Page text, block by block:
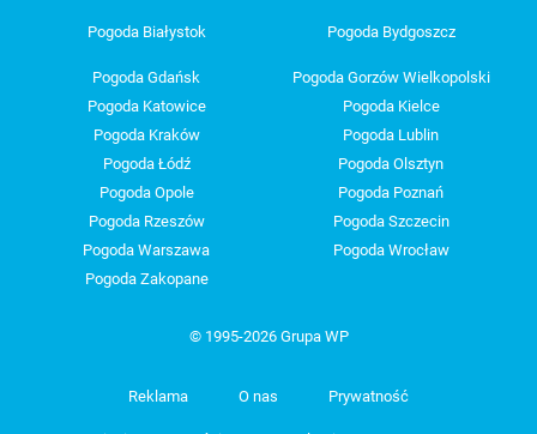
Pogoda Białystok Pogoda Bydgoszcz
Pogoda Gdańsk
Pogoda Gorzów Wielkopolski
Pogoda Katowice
Pogoda Kielce
Pogoda Kraków
Pogoda Lublin
Pogoda Łódź
Pogoda Olsztyn
Pogoda Opole
Pogoda Poznań
Pogoda Rzeszów
Pogoda Szczecin
Pogoda Warszawa
Pogoda Wrocław
Pogoda Zakopane
© 1995-2026 Grupa WP
Reklama O nas Prywatność